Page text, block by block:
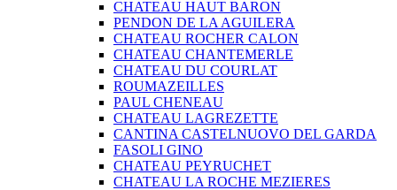
CHATEAU HAUT BARON
PENDON DE LA AGUILERA
CHATEAU ROCHER CALON
CHATEAU CHANTEMERLE
CHATEAU DU COURLAT
ROUMAZEILLES
PAUL CHENEAU
CHATEAU LAGREZETTE
CANTINA CASTELNUOVO DEL GARDA
FASOLI GINO
CHATEAU PEYRUCHET
CHATEAU LA ROCHE MEZIERES